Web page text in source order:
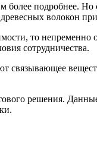
подробнее. Но
волокон
то
сотрудничества.
решения.